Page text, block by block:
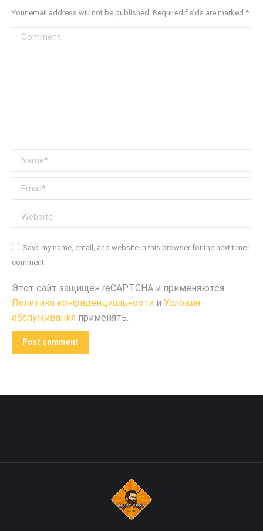
Your email address will not be published. Required fields are marked *
Comment
Name *
Email *
Website
Save my name, email, and website in this browser for the next time I
comment.
Этот сайт защищен reCAPTCHA и применяются
Политика конфиденциальности и Условия
обслуживания применять.
Post comment